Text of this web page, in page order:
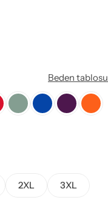
2XL 3XL
Beden tablosu